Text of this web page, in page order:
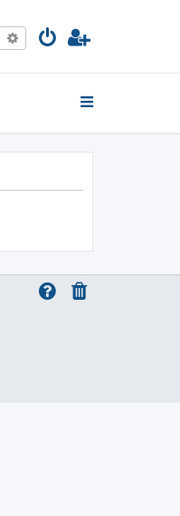
ПошукРозширений пошук